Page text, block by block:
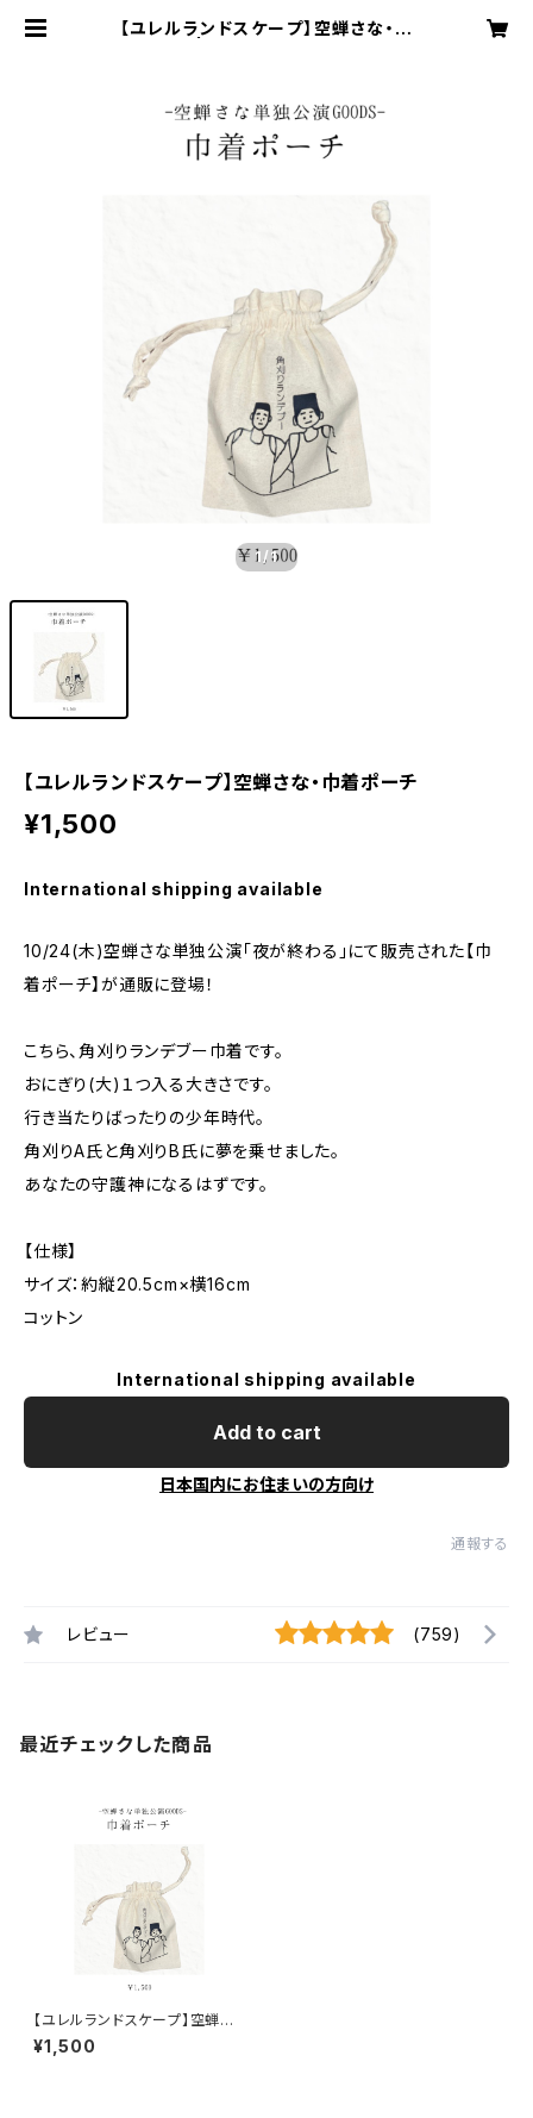
【ユレルランドスケープ】空蝉さな・巾
1/1
【ユレルランドスケープ】空蝉さな・巾着ポーチ
¥1,500
International shipping available
10/24(木)空蝉さな単独公演「夜が終わる」にて販売された【巾
着ポーチ】が通販に登場！
こちら、角刈りランデブー巾着です。
おにぎり(大)１つ入る大きさです。
行き当たりばったりの少年時代。
角刈りA氏と角刈りB氏に夢を乗せました。
あなたの守護神になるはずです。
【仕様】
サイズ：約縦20.5cm×横16cm
コットン
International shipping available
Add to cart
日本国内にお住まいの方向け
通報する
レビュー (759)
最近チェックした商品
【ユレルランドスケープ】空蝉さ
な・巾着ポーチ
¥1,500